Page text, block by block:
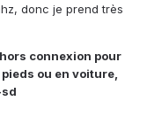
donc je prend très
connexion pour
ou en voiture,